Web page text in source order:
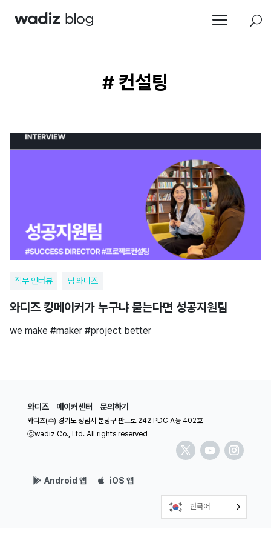
a U
# 컨설팅
직무 인터뷰 팀 와디즈
와디즈 킹메이커가 누구냐 묻는다면 성공지원팀
we make #maker #project better
와디즈 메이커센터 문의하기
와디즈(주) 경기도 성남시 분당구 판교로 242 PDC A동 402호
ⓒwadiz Co., Ltd. All rights reserved
Android 앱 iOS 앱
한국어